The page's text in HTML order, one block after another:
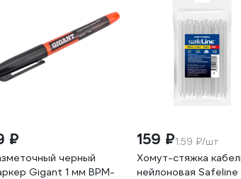
₽
черный
Gigant 1 мм BPM-
159 ₽1.59 ₽/шт
Хомут-стяжка
нейлоновая Safeline